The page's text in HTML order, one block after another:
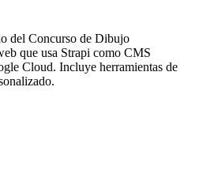
del Concurso de Dibujo
que usa Strapi como CMS
Cloud. Incluye herramientas de